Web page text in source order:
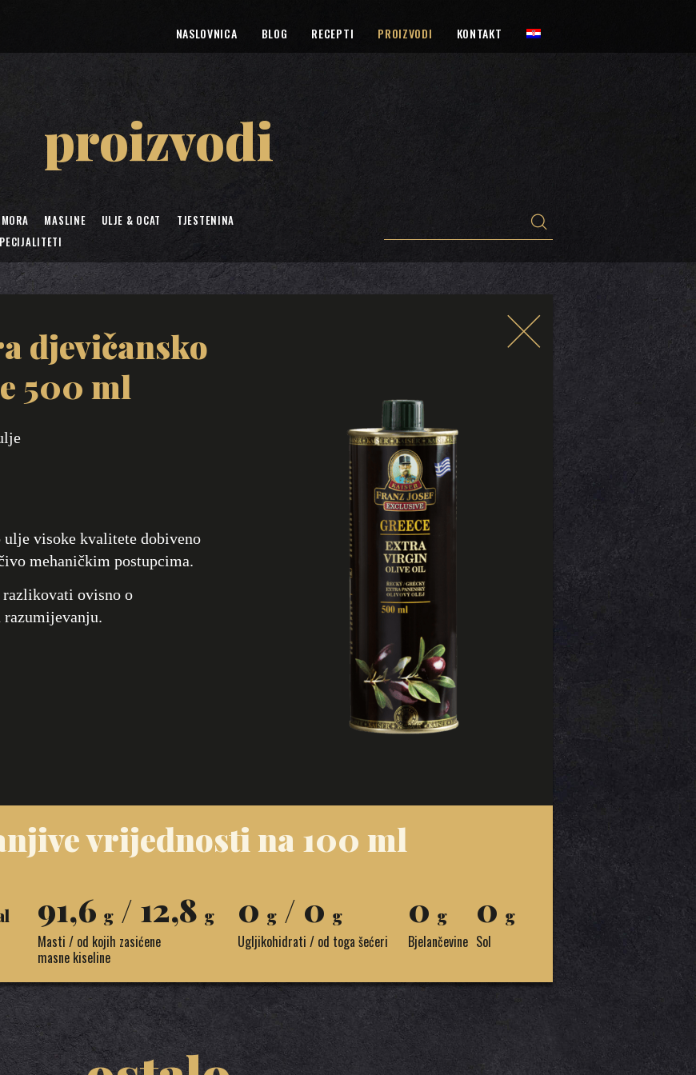
NASLOVNICA BLOG RECEPTI PROIZVODI KONTAKT
proizvodi
MASLINE ULJE & OCAT
TJESTENINA
djevičansko
500 ml
ulje visoke kvalitete dobiveno
mehaničkim postupcima.
razlikovati ovisno o
razumijevanju.
vrijednosti na 100 ml
91,6 g/ 12,8 g
Masti / od kojih zasićene
masne kiseline
0 g/ 0 g
Ugljikohidrati / od toga šećeri
0 g
Bjelančevine
0 g
Sol